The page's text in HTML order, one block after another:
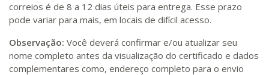
correios é de 8 a 12 dias úteis para entrega. Esse prazo
pode variar para mais, em locais de difícil acesso.
Observação: Você deverá confirmar e/ou atualizar seu
nome completo antes da visualização do certificado e dados
complementares como, endereço completo para o envio